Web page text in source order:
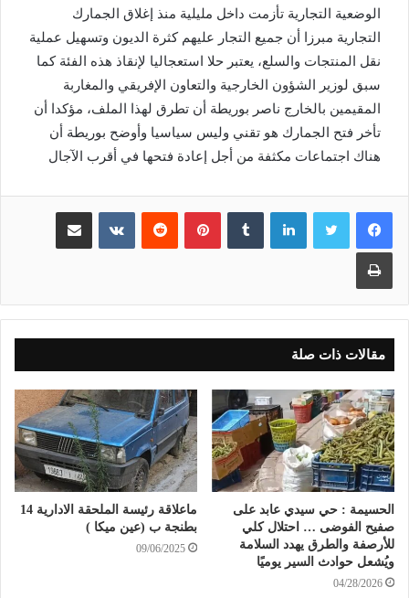
الوضعية التجارية تأزمت داخل مليلية منذ إغلاق الجمارك
التجارية مبرزا أن جميع التجار عليهم كثرة الديون وتسهيل عملية
نقل المنتجات والسلع، يعتبر حلا استعجاليا لإنقاذ هذه الفئة كما
سبق لوزير الشؤون الخارجية والتعاون الإفريقي والمغاربة
المقيمين بالخارج ناصر بوريطة أن تطرق لهذا الملف، مؤكدا أن
تأخر فتح الجمارك هو تقني وليس سياسيا وأوضح بوريطة أن
هناك اجتماعات مكثفة من أجل إعادة فتحها في أقرب الآجال
لينكدإن بينتيريست مشاركة عبر البريد
طباعة
مقالات ذات صلة
الحسيمة : حي سيدي عابد على
صفيح الفوضى … احتلال كلي
للأرصفة والطرق يهدد السلامة
ويُشعل حوادث السير يوميًا
04/28/2026
ماعلاقة رئيسة الملحقة الادارية 14
بطنجة ب (عين ميكا )
09/06/2025